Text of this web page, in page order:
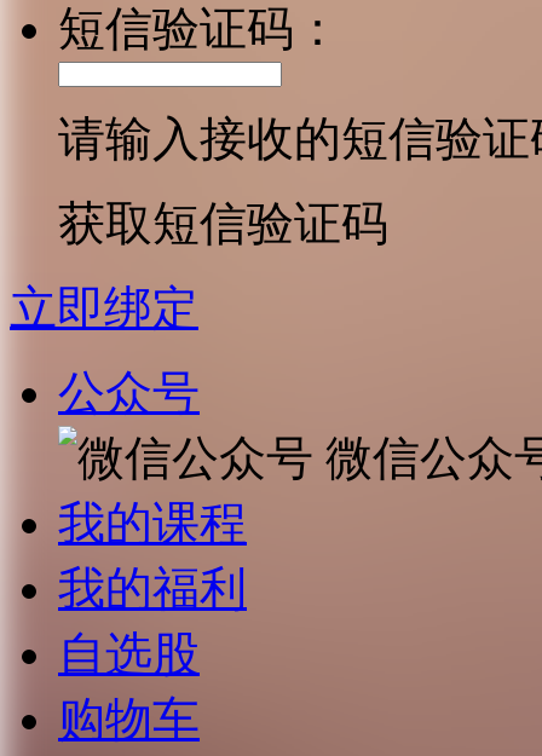
短信验证码：
请输入接收的短信验证
获取短信验证码
立即绑定
公众号
微信公众
我的课程
我的福利
自选股
购物车